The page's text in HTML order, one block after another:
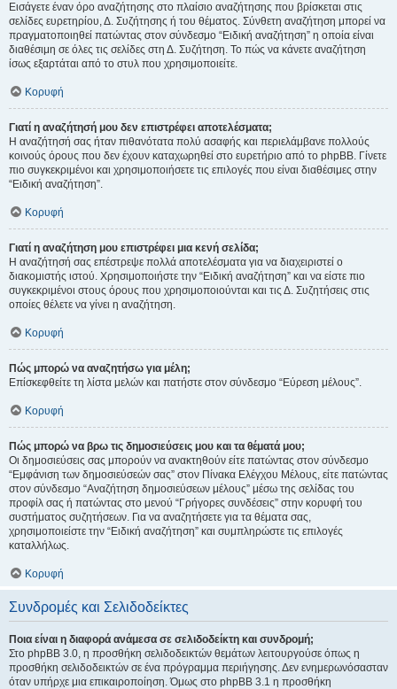
Εισάγετε έναν όρο αναζήτησης στο πλαίσιο αναζήτησης που βρίσκεται στις
σελίδες ευρετηρίου, Δ. Συζήτησης ή του θέματος. Σύνθετη αναζήτηση μπορεί να
πραγματοποιηθεί πατώντας στον σύνδεσμο “Ειδική αναζήτηση” η οποία είναι
διαθέσιμη σε όλες τις σελίδες στη Δ. Συζήτηση. Το πώς να κάνετε αναζήτηση
ίσως εξαρτάται από το στυλ που χρησιμοποιείτε.
Κορυφή
Γιατί η αναζήτησή μου δεν επιστρέφει αποτελέσματα;
Η αναζήτησή σας ήταν πιθανότατα πολύ ασαφής και περιελάμβανε πολλούς
κοινούς όρους που δεν έχουν καταχωρηθεί στο ευρετήριο από το phpBB. Γίνετε
πιο συγκεκριμένοι και χρησιμοποιήσετε τις επιλογές που είναι διαθέσιμες στην
“Ειδική αναζήτηση”.
Κορυφή
Γιατί η αναζήτηση μου επιστρέφει μια κενή σελίδα;
Η αναζήτησή σας επέστρεψε πολλά αποτελέσματα για να διαχειριστεί ο
διακομιστής ιστού. Χρησιμοποιήστε την “Ειδική αναζήτηση” και να είστε πιο
συγκεκριμένοι στους όρους που χρησιμοποιούνται και τις Δ. Συζητήσεις στις
οποίες θέλετε να γίνει η αναζήτηση.
Κορυφή
Πώς μπορώ να αναζητήσω για μέλη;
Επίσκεφθείτε τη λίστα μελών και πατήστε στον σύνδεσμο “Εύρεση μέλους”.
Κορυφή
Πώς μπορώ να βρω τις δημοσιεύσεις μου και τα θέματά μου;
Οι δημοσιεύσεις σας μπορούν να ανακτηθούν είτε πατώντας στον σύνδεσμο
“Εμφάνιση των δημοσιεύσεών σας” στον Πίνακα Ελέγχου Μέλους, είτε πατώντας
στον σύνδεσμο “Αναζήτηση δημοσιεύσεων μέλους” μέσω της σελίδας του
προφίλ σας ή πατώντας στο μενού “Γρήγορες συνδέσεις” στην κορυφή του
συστήματος συζητήσεων. Για να αναζητήσετε για τα θέματα σας,
χρησιμοποιείστε την “Ειδική αναζήτηση” και συμπληρώστε τις επιλογές
καταλλήλως.
Κορυφή
Συνδρομές και Σελιδοδείκτες
Ποια είναι η διαφορά ανάμεσα σε σελιδοδείκτη και συνδρομή;
Στο phpBB 3.0, η προσθήκη σελιδοδεικτών θεμάτων λειτουργούσε όπως η
προσθήκη σελιδοδεικτών σε ένα πρόγραμμα περιήγησης. Δεν ενημερωνόσασταν
όταν υπήρχε μια επικαιροποίηση. Όμως στο phpBB 3.1 η προσθήκη